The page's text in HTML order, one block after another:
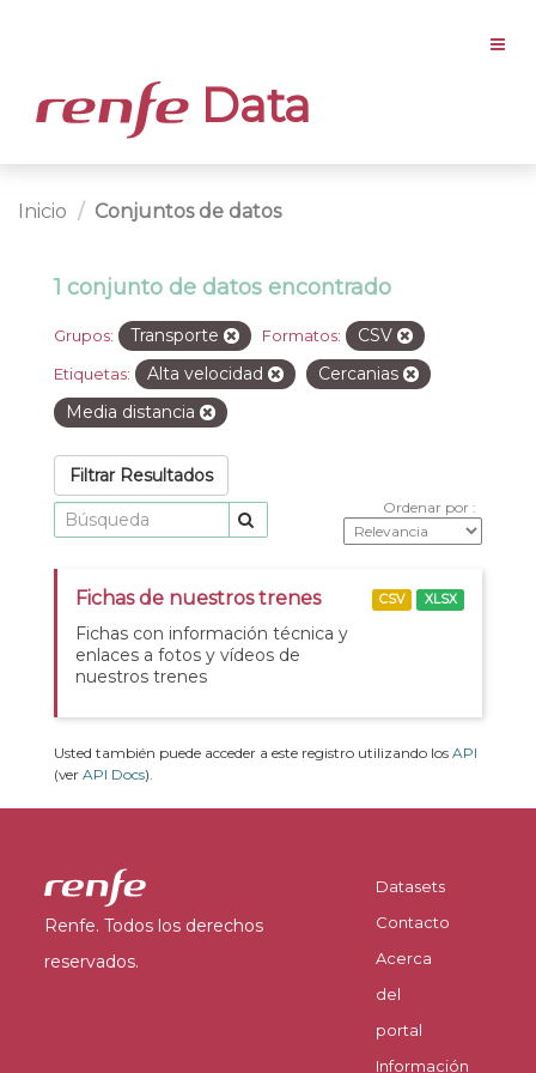
Data
Inicio Conjuntos de datos
1 conjunto de datos encontrado
Grupos: Transporte Formatos: CSV
Etiquetas: Alta velocidad
Cercanias
Media distancia
Filtrar Resultados
Ordenar por
Fichas de nuestros trenes
Fichas con información técnica y
enlaces a fotos y vídeos de
nuestros trenes
CSV XLSX
Usted también puede acceder a este registro utilizando los API
(ver API Docs).
Renfe. Todos los derechos
reservados.
Datasets
Contacto
Acerca
del
portal
Información